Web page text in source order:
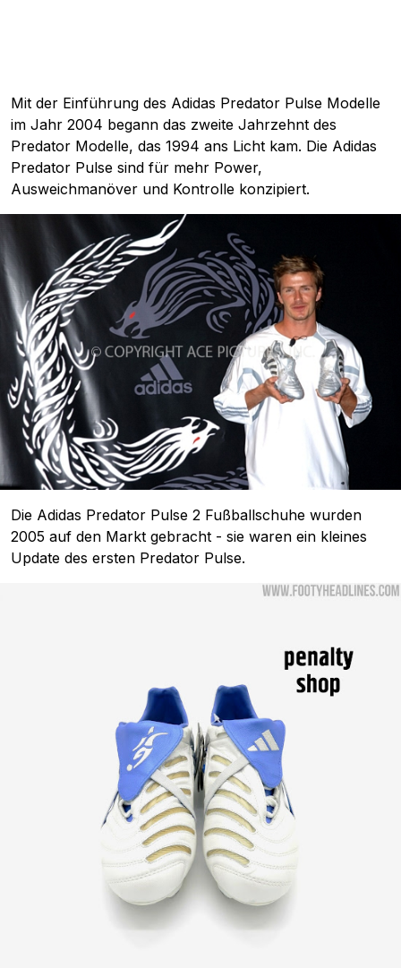
Mit der Einführung des Adidas Predator Pulse Modelle
im Jahr 2004 begann das zweite Jahrzehnt des
Predator Modelle, das 1994 ans Licht kam. Die Adidas
Predator Pulse sind für mehr Power,
Ausweichmanöver und Kontrolle konzipiert.
Die Adidas Predator Pulse 2 Fußballschuhe wurden
2005 auf den Markt gebracht - sie waren ein kleines
Update des ersten Predator Pulse.